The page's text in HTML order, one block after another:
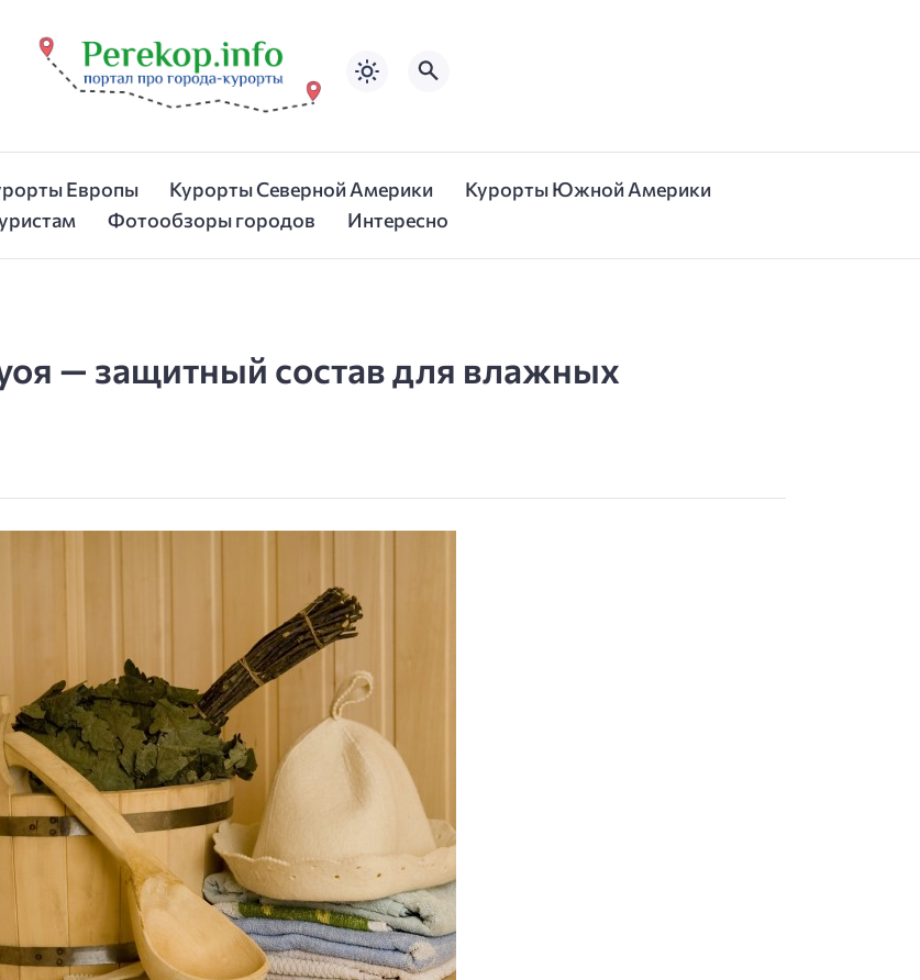
Европы Курорты Северной Америки
Курорты Южной Америки
Фотообзоры городов Интересно
— защитный состав для влажных